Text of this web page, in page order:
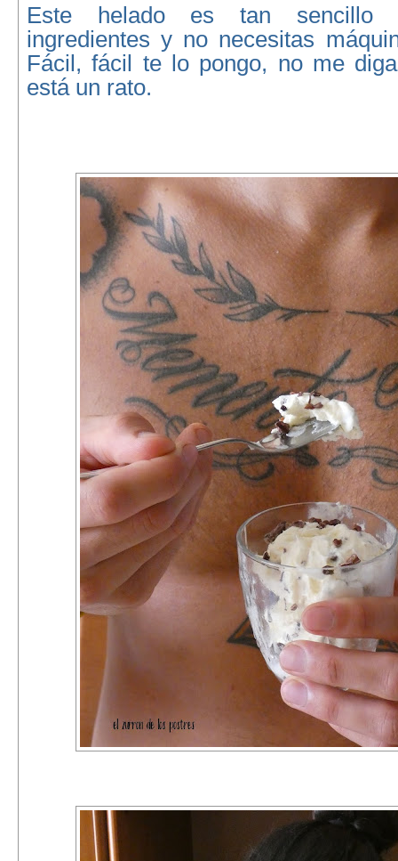
Este helado es tan sencillo
ingredientes y no necesitas
Fácil, fácil te lo pongo, no me
está un rato.